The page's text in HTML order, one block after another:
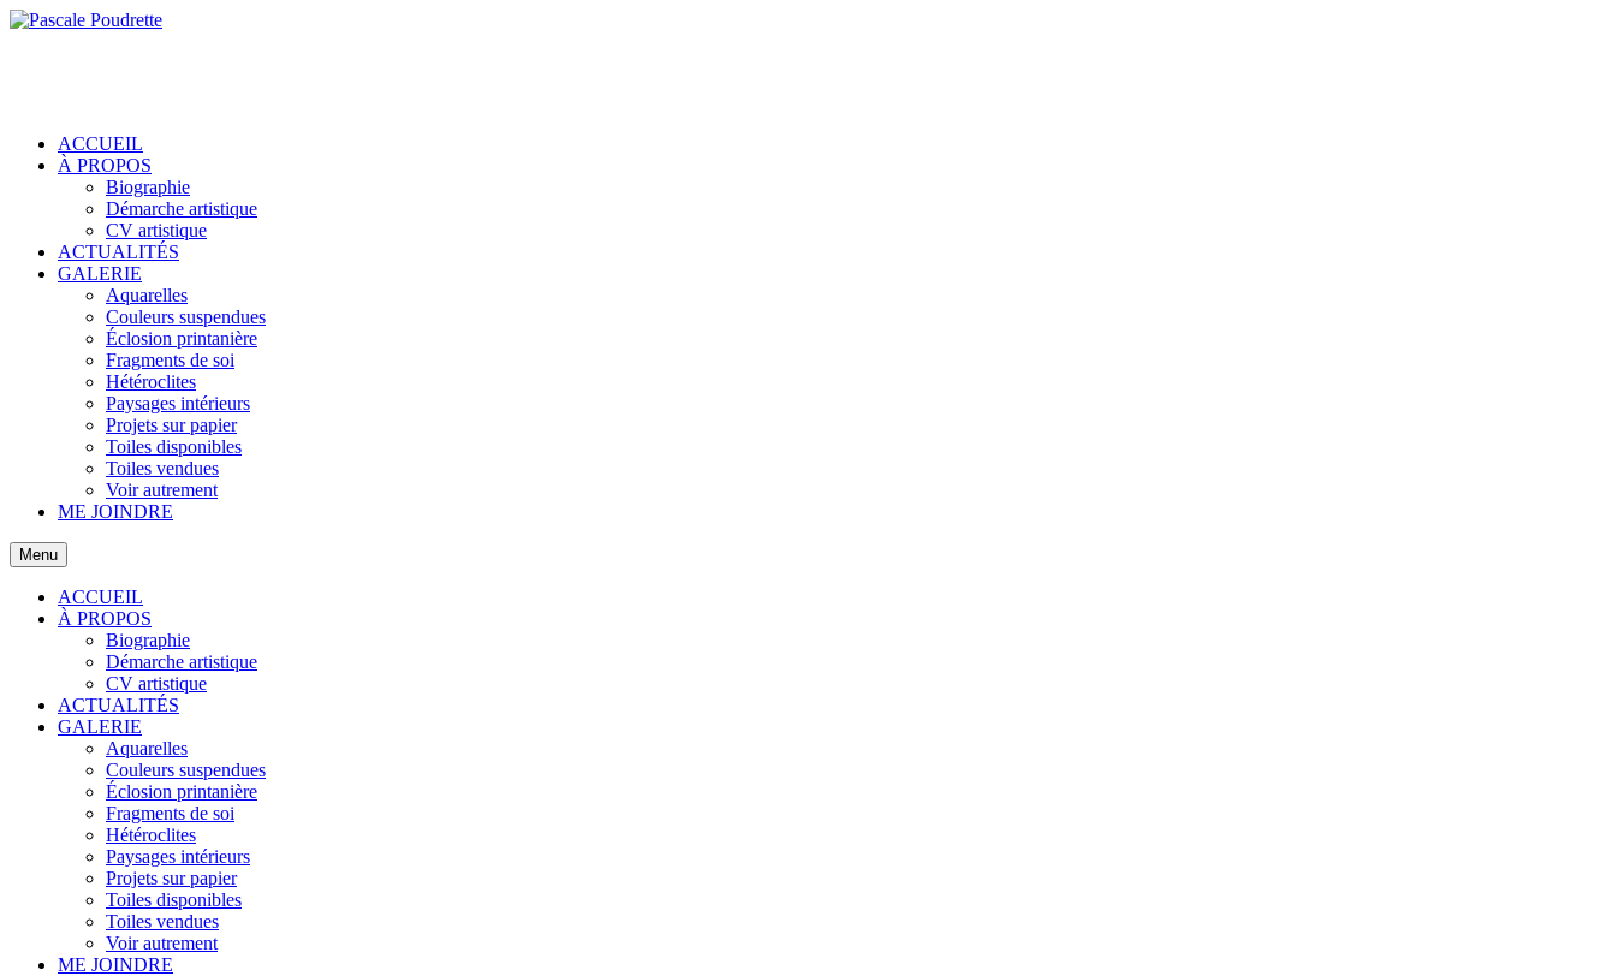
ACCUEIL
À PROPOS
Biographie
Démarche artistique
CV artistique
ACTUALITÉS
GALERIE
Aquarelles
Couleurs suspendues
Éclosion printanière
Fragments de soi
Hétéroclites
Paysages intérieurs
Projets sur papier
Toiles disponibles
Toiles vendues
Voir autrement
ME JOINDRE
Menu
ACCUEIL
À PROPOS
Biographie
Démarche artistique
CV artistique
ACTUALITÉS
GALERIE
Aquarelles
Couleurs suspendues
Éclosion printanière
Fragments de soi
Hétéroclites
Paysages intérieurs
Projets sur papier
Toiles disponibles
Toiles vendues
Voir autrement
ME JOINDRE